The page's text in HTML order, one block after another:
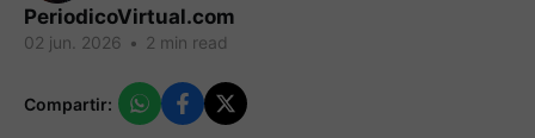
PeriodicoVirtual.com
02 jun. 2026 • 2 min read
Compartir: